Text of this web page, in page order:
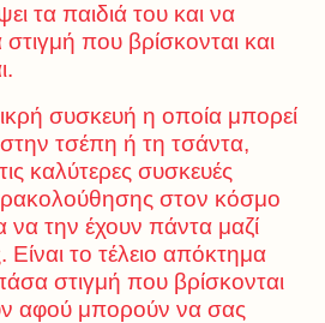
τα παιδιά του και να
που βρίσκονται και
συσκευή η οποία μπορεί
τσέπη ή τη τσάντα,
καλύτερες συσκευές
στον κόσμο
να την έχουν πάντα μαζί
Είναι το τέλειο απόκτημα
στιγμή που βρίσκονται
αφού μπορούν να σας